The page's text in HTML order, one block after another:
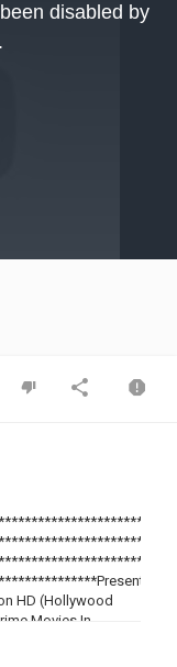
disabled by
HD (Hollywood
Movies In
Movies In